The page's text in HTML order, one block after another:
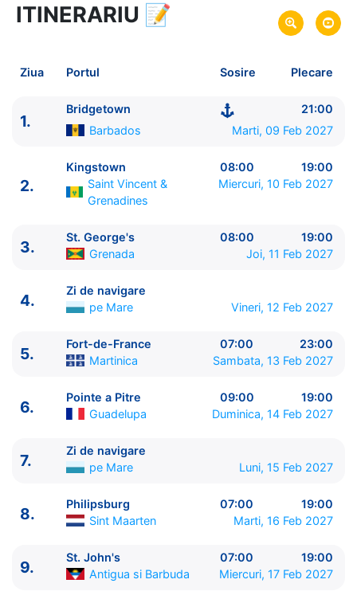
15 zile vacanta de croaziera in
Caraibe de Est (fara SUA) -
Plecare pe 09 Feb 2027 din Bridgetown, Barbados
MSC Cruises
ITINERARIU
Ziua | Portul | Sosire - Plecare
Bridgetown Barbados
⚓ - 21:00
2.
Kingstown Saint Vincent & Grenadines 08:00 -
3.
St. George's Grenada
4.
Zi de navigare pe Mare
0:00 - 0:00
6.
Pointe a Pitre Guadelupa
09:00 - 19:00
Zi de navigare pe Mare
0:00 - 0:00
9.
St. John's Antigua si Barbuda 07:00 - 19:00
Saint Kitts and Nevis
07:00 - 19:00
ITINERARIU 📝
Ziua Portul Sosire Plecare
1.
Bridgetown
21:00
Barbados
Marti, 09 Feb 2027
2.
Kingstown 08:00
19:00
Saint Vincent &
Grenadines
Miercuri, 10 Feb 2027
3.
St. George's 08:00
19:00
Grenada
Joi, 11 Feb 2027
4.
Zi de navigare
pe Mare
Vineri, 12 Feb 2027
5.
Fort-de-France 07:00
23:00
Martinica
Sambata, 13 Feb 2027
6.
Pointe a Pitre 09:00
19:00
Guadelupa
Duminica, 14 Feb 2027
7.
Zi de navigare
pe Mare
Luni, 15 Feb 2027
8.
Philipsburg 07:00
19:00
Sint Maarten
Marti, 16 Feb 2027
9.
St. John's 07:00
19:00
Antigua si Barbuda
Miercuri, 17 Feb 2027